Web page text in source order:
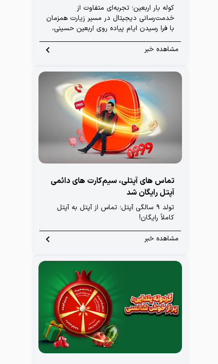
کوله‌ بار اربعین؛ تجربه‌ای متفاوت از
خدمت‌رسانی دیجیتال در مسیر زیارت همزمان
با فرا رسیدن ایام پیاده روی اربعین حسینی،
بانک شهر تحت عنوان کوله‌ بار اربعین
سفر زائران و ارائه خدمات ضروری در بستر
دیجیتال.
مشاهده خبر
تماس های آپتلی، سیم‌کارت های دائمی
آپتل رایگان شد
تولد ۹ سالگی آپتل؛ تماس از آپتل به آپتل
کاملاً رایگان!
مشاهده خبر